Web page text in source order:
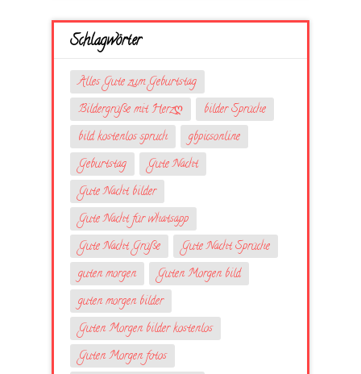
Schlagwörter
Alles Gute zum Geburtstag
Bildergrüße mit Herzღ
bilder Sprüche
bild kostenlos spruch
gbpicsonline
Geburtstag
Gute Nacht
Gute Nacht bilder
Gute Nacht für whatsapp
Gute Nacht Grüße
Gute Nacht Sprüche
guten morgen
Guten Morgen bild
guten morgen bilder
Guten Morgen bilder kostenlos
Guten Morgen fotos